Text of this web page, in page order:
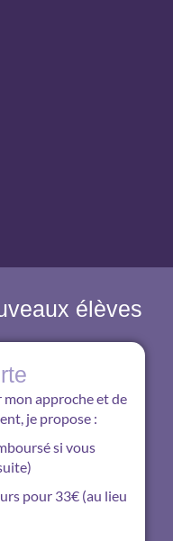
élèves
approche et de
je propose :
si vous
pour 33€ (au lieu